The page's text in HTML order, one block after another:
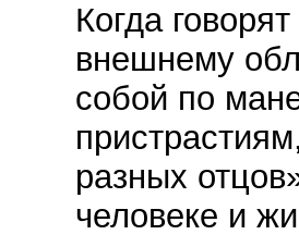
Когда
внешнему
собой по
разных
человеке и